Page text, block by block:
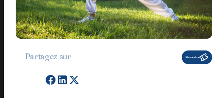
Partagez sur Billetterie en ligne